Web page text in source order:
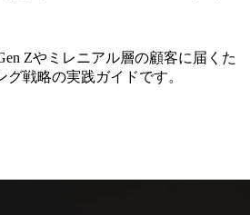
Zやミレニアル層の顧客に届くた
戦略の実践ガイドです。